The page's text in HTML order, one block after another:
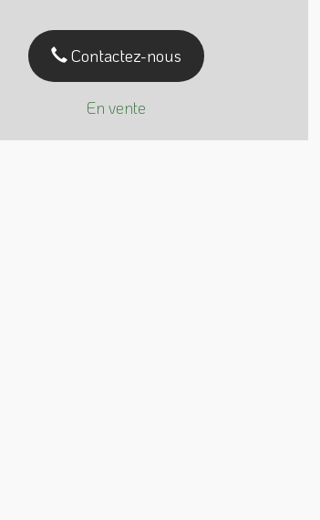
Contactez-nous
En vente